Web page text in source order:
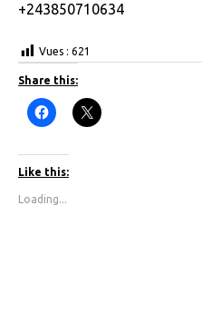
+243850710634
Vues : 621
Share this:
C
l
k
t
o
h
C
l
Like this:
Loading...